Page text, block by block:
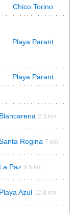
Chico Torino
Playa Parant
Playa Parant
Blancarena 2.3 km
Regina 7 km
La Paz 9.5 km
Playa Azul 12.8 km